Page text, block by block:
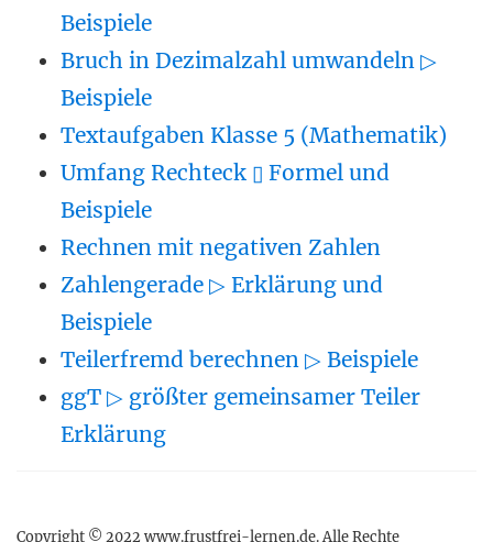
Beispiele
Bruch in Dezimalzahl umwandeln ▷
Beispiele
Textaufgaben Klasse 5 (Mathematik)
Umfang Rechteck ▯ Formel und
Beispiele
Rechnen mit negativen Zahlen
Zahlengerade ▷ Erklärung und
Beispiele
Teilerfremd berechnen ▷ Beispiele
ggT ▷ größter gemeinsamer Teiler
Erklärung
Copyright © 2022 www.frustfrei-lernen.de. Alle Rechte